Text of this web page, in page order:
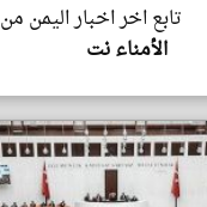
تابع اخر اخبار اليمن من
الأمناء نت